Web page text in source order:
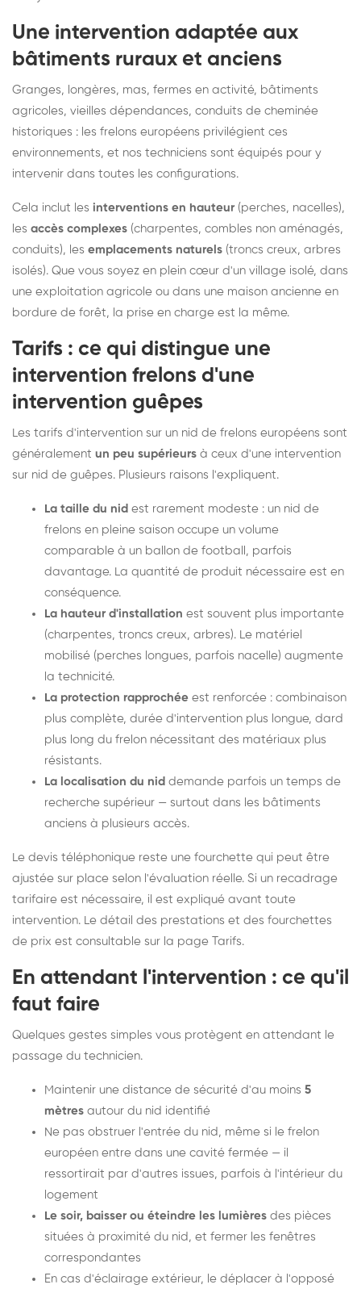
Une intervention adaptée aux
bâtiments ruraux et anciens
Granges, longères, mas, fermes en activité, bâtiments
agricoles, vieilles dépendances, conduits de cheminée
historiques : les frelons européens privilégient ces
environnements, et nos techniciens sont équipés pour y
intervenir dans toutes les configurations.
Cela inclut les interventions en hauteur (perches, nacelles),
les accès complexes (charpentes, combles non aménagés,
conduits), les emplacements naturels (troncs creux, arbres
isolés). Que vous soyez en plein cœur d'un village isolé, dans
une exploitation agricole ou dans une maison ancienne en
bordure de forêt, la prise en charge est la même.
Tarifs : ce qui distingue une
intervention frelons d'une
intervention guêpes
Les tarifs d'intervention sur un nid de frelons européens sont
généralement un peu supérieurs à ceux d'une intervention
sur nid de guêpes. Plusieurs raisons l'expliquent.
La taille du nid est rarement modeste : un nid de
frelons en pleine saison occupe un volume
comparable à un ballon de football, parfois
davantage. La quantité de produit nécessaire est en
conséquence.
La hauteur d'installation est souvent plus importante
(charpentes, troncs creux, arbres). Le matériel
mobilisé (perches longues, parfois nacelle) augmente
la technicité.
La protection rapprochée est renforcée : combinaison
plus complète, durée d'intervention plus longue, dard
plus long du frelon nécessitant des matériaux plus
résistants.
La localisation du nid demande parfois un temps de
recherche supérieur — surtout dans les bâtiments
anciens à plusieurs accès.
Le devis téléphonique reste une fourchette qui peut être
ajustée sur place selon l'évaluation réelle. Si un recadrage
tarifaire est nécessaire, il est expliqué avant toute
intervention. Le détail des prestations et des fourchettes
de prix est consultable sur la page Tarifs.
En attendant l'intervention : ce qu'il
faut faire
Quelques gestes simples vous protègent en attendant le
passage du technicien.
Maintenir une distance de sécurité d'au moins 5
mètres autour du nid identifié
Ne pas obstruer l'entrée du nid, même si le frelon
européen entre dans une cavité fermée — il
ressortirait par d'autres issues, parfois à l'intérieur du
logement
Le soir, baisser ou éteindre les lumières des pièces
situées à proximité du nid, et fermer les fenêtres
correspondantes
En cas d'éclairage extérieur, le déplacer à l'opposé